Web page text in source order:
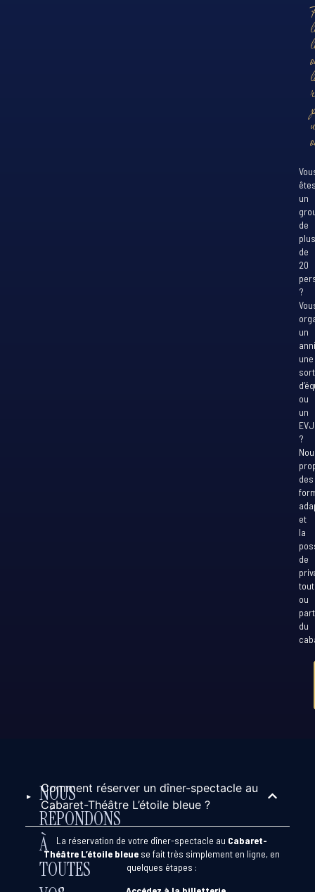
un
de
plus
de
20
?
un
une
ou
un
?
des
et
la
de
tout
ou
du
NOUS
RÉPONDONS
À
TOUTES
Comment réserver un dîner-spectacle au
Cabaret-Théâtre L’étoile bleue ?
La réservation de votre dîner-spectacle au Cabaret-
Théâtre L’étoile bleue se fait très simplement en ligne, en
quelques étapes :